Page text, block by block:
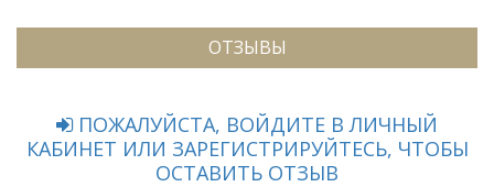
ОТЗЫВЫ
ПОЖАЛУЙСТА, ВОЙДИТЕ В ЛИЧНЫЙ
КАБИНЕТ ИЛИ ЗАРЕГИСТРИРУЙТЕСЬ, ЧТОБЫ
ОСТАВИТЬ ОТЗЫВ